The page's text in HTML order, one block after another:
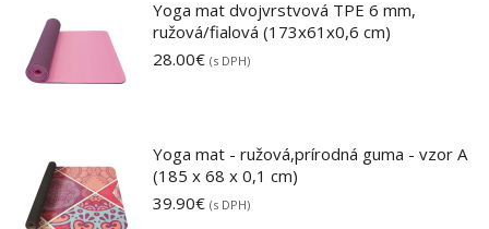
Yoga mat dvojvrstvová TPE 6 mm,
ružová/fialová (173x61x0,6 cm)
28.00€ (s DPH)
Yoga mat - ružová,prírodná guma - vzor A
(185 x 68 x 0,1 cm)
39.90€ (s DPH)